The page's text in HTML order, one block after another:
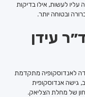
לעשות, אילו בדיקות
ובטוחה יותר.
עידן
לאנדוסקופיה מתקדמת
גישה אנדוסקופית
של מחלת הצליאק.